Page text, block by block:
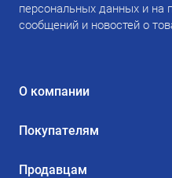
персональных данных и на
сообщений и новостей о
О компании
Покупателям
Продавцам